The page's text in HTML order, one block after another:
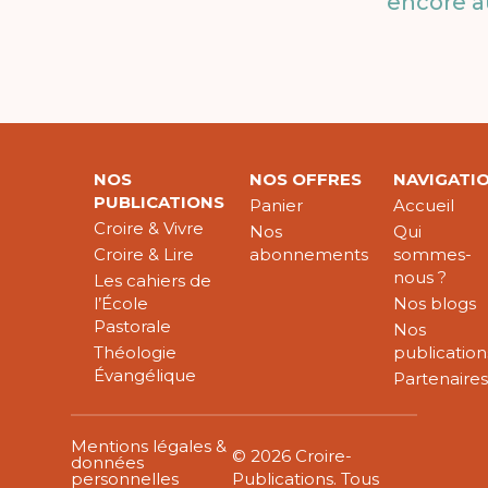
NOS
PUBLICATIONS
Croire & Vivre
Croire & Lire
Les cahiers de
l’École
Pastorale
Théologie
Évangélique
NOS OFFRES
Panier
Nos
abonnements
Accueil
Qui
sommes-
nous ?
Nos blogs
Nos
Partenaires
Mentions légales &
données
personnelles
© 2026 Croire-
Publications. Tous